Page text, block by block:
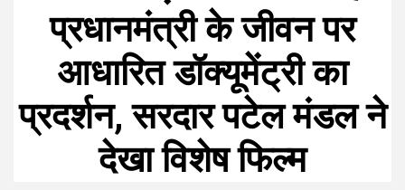
प्रधानमंत्री के जीवन पर
आधारित डॉक्यूमेंट्री का
प्रदर्शन, सरदार पटेल मंडल ने
देखा विशेष फिल्म